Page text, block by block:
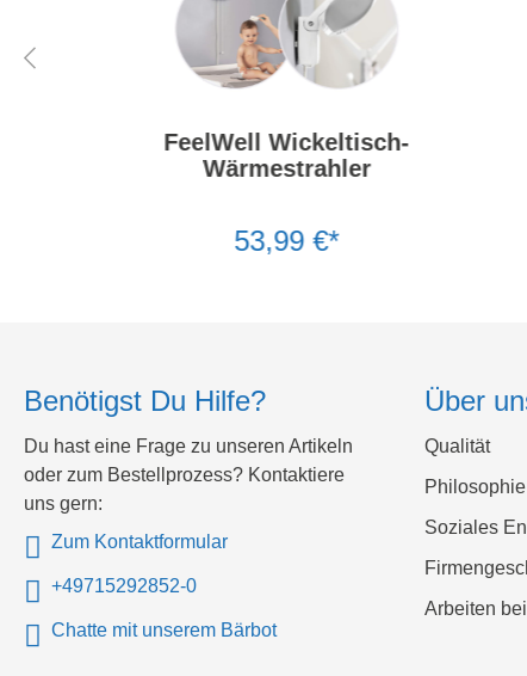
FeelWell Wickeltisch-
Wärmestrahler
53,99 €*
Benötigst Du Hilfe?
Du hast eine Frage zu unseren Artikeln
oder zum Bestellprozess? Kontaktiere
uns gern:
Zum Kontaktformular
+49715292852-0
Chatte mit unserem Bärbot
Über
Qualität
Philosophie
Soziales
Arbeiten